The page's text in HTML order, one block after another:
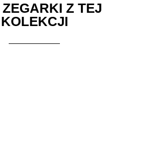
Z TEJ
KOLEKCJI